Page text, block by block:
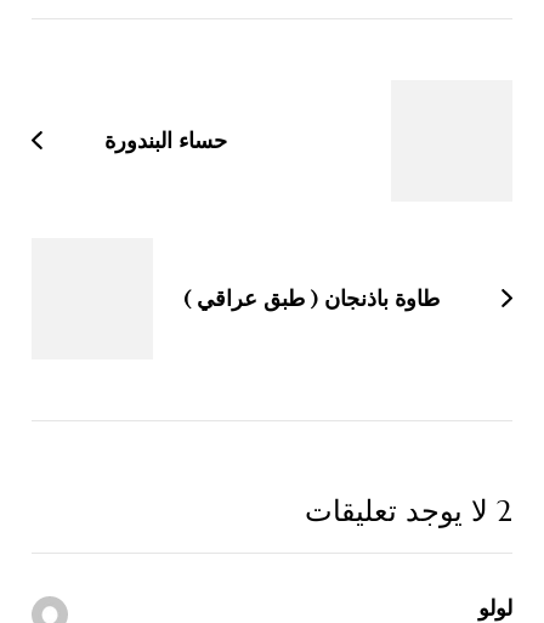
حساء البندورة
طاوة باذنجان ( طبق عراقي )
2 لا يوجد تعليقات
لولو